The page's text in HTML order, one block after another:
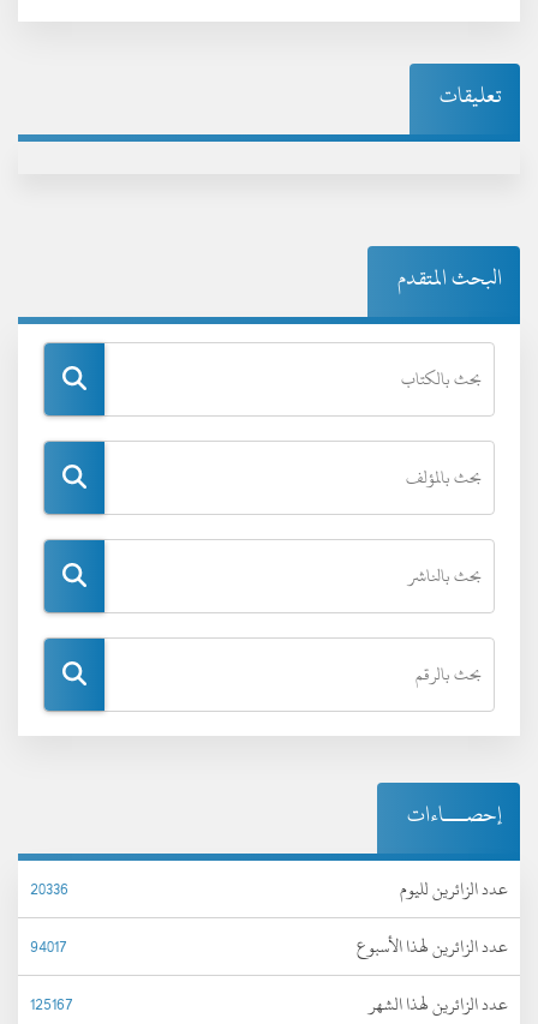
تعليقات
البحث المتقدم
إحصـــاءات
عدد الزائرين لليوم
20336
عدد الزائرين لهذا الأسبوع
94017
عدد الزائرين لهذا الشهر
125167